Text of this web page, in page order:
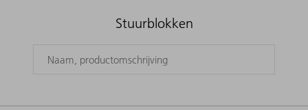
Stuurblokken